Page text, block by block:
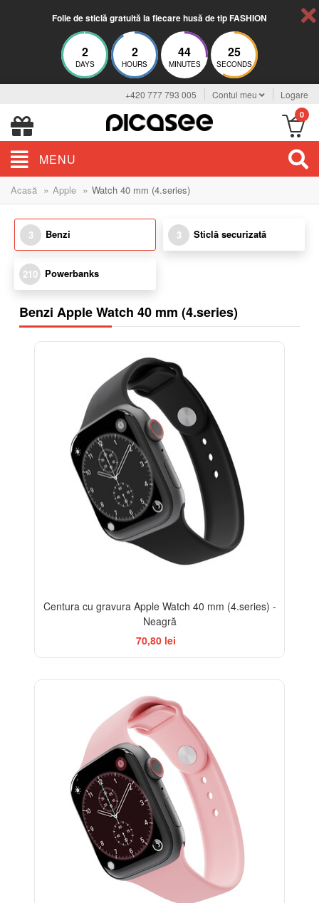
Folie de sticlă gratuită la fiecare husă de tip FASHION
2
DAYS
2
HOURS
44
MINUTES
25
SECONDS
+420 777 793 005 Contul meu Logare
0
MENU
Acasă » Apple » Watch 40 mm (4.series)
3 Benzi 3 Sticlă securizată
210 Powerbanks
Benzi Apple Watch 40 mm (4.series)
Centura cu gravura Apple Watch 40 mm (4.series) -
Neagră
70,80 lei